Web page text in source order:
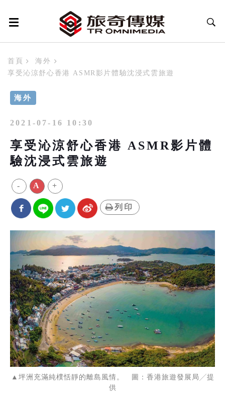
首頁
海外
享受沁涼舒心香港 ASMR影片體驗沈浸式雲旅遊
海外
2021-07-16 10:30
享受沁涼舒心香港 ASMR影片體
驗沈浸式雲旅遊
- A +
列印
▲坪洲充滿純樸恬靜的離島風情。 圖：香港旅遊發展局╱提
供